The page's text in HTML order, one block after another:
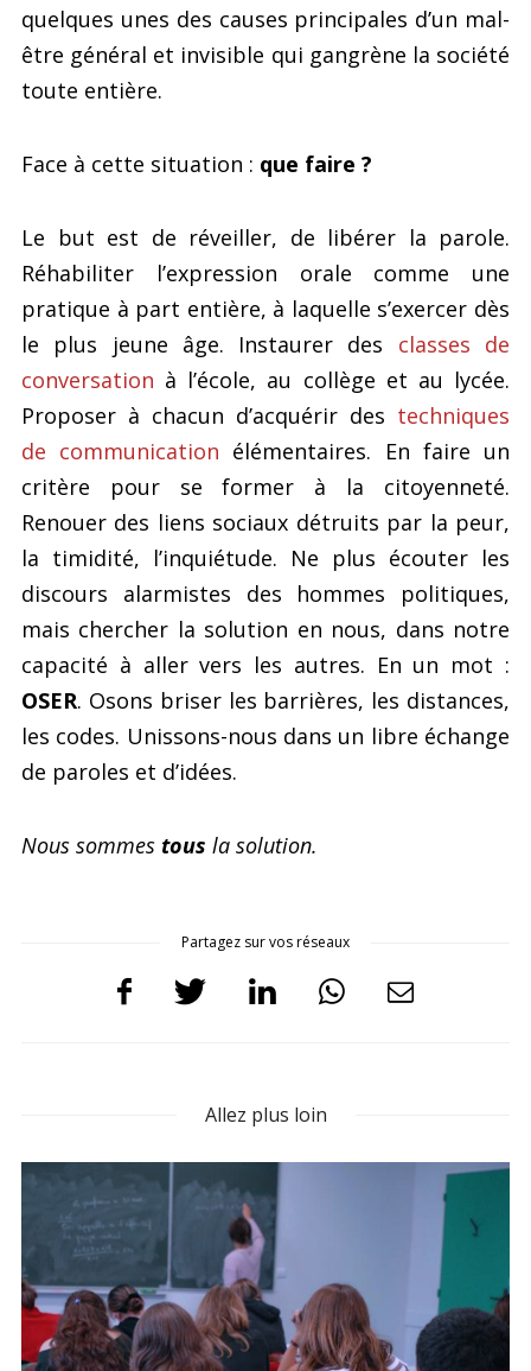
quelques unes des causes principales d’un mal-
être général et invisible qui gangrène la société
toute entière.
Face à cette situation : que faire ?
Le but est de réveiller, de libérer la parole.
Réhabiliter l’expression orale comme une
pratique à part entière, à laquelle s’exercer dès
le plus jeune âge. Instaurer des classes de
conversation à l’école, au collège et au lycée.
Proposer à chacun d’acquérir des techniques
de communication élémentaires. En faire un
critère pour se former à la citoyenneté.
Renouer des liens sociaux détruits par la peur,
la timidité, l’inquiétude. Ne plus écouter les
discours alarmistes des hommes politiques,
mais chercher la solution en nous, dans notre
capacité à aller vers les autres. En un mot :
OSER. Osons briser les barrières, les distances,
les codes. Unissons-nous dans un libre échange
de paroles et d’idées.
Nous sommes tous la solution.
Partagez sur vos réseaux
Allez plus loin